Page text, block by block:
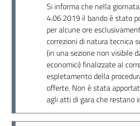
Si informa che nella
4.06.2019 il bando è stato
per alcune ore
correzioni di natura tecnica
(in una sezione non visibile
economici) finalizzate al
espletamento della
offerte. Non è stata
agli atti di gara che restano